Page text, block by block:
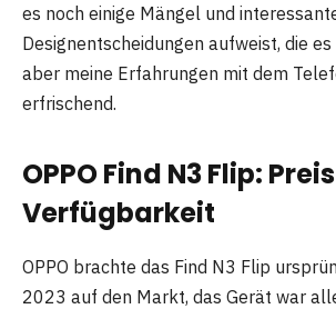
es noch einige Mängel und
Designentscheidungen aufweist, die
aber meine Erfahrungen mit dem
erfrischend.
OPPO Find N3 Flip:
Verfügbarkeit
OPPO brachte das Find N3 Flip
2023 auf den Markt, das Gerät war